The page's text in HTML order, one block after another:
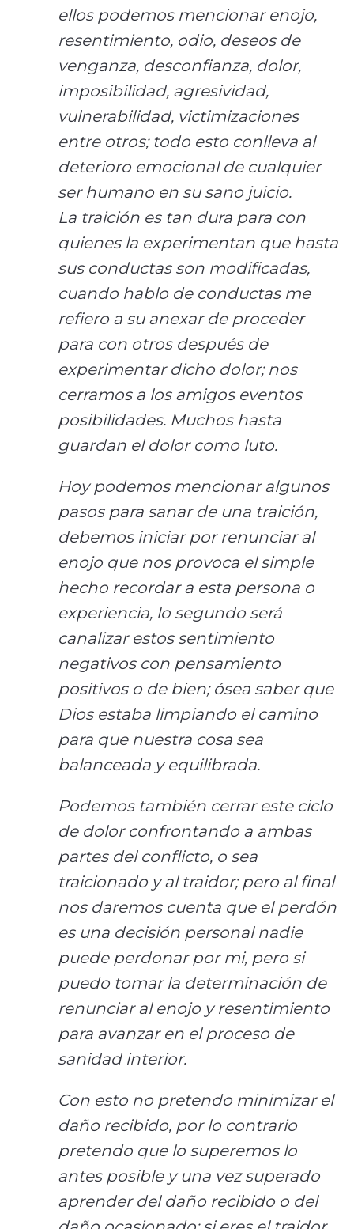
ellos podemos mencionar enojo,
resentimiento, odio, deseos de
venganza, desconfianza, dolor,
imposibilidad, agresividad,
vulnerabilidad, victimizaciones
entre otros; todo esto conlleva al
deterioro emocional de cualquier
ser humano en su sano juicio.
La traición es tan dura para con
quienes la experimentan que hasta
sus conductas son modificadas,
cuando hablo de conductas me
refiero a su anexar de proceder
para con otros después de
experimentar dicho dolor; nos
cerramos a los amigos eventos
posibilidades. Muchos hasta
guardan el dolor como luto.
Hoy podemos mencionar algunos
pasos para sanar de una traición,
debemos iniciar por renunciar al
enojo que nos provoca el simple
hecho recordar a esta persona o
experiencia, lo segundo será
canalizar estos sentimiento
negativos con pensamiento
positivos o de bien; ósea saber que
Dios estaba limpiando el camino
para que nuestra cosa sea
balanceada y equilibrada.
Podemos también cerrar este ciclo
de dolor confrontando a ambas
partes del conflicto, o sea
traicionado y al traidor; pero al final
nos daremos cuenta que el perdón
es una decisión personal nadie
puede perdonar por mi, pero si
puedo tomar la determinación de
renunciar al enojo y resentimiento
para avanzar en el proceso de
sanidad interior.
Con esto no pretendo minimizar el
daño recibido, por lo contrario
pretendo que lo superemos lo
antes posible y una vez superado
aprender del daño recibido o del